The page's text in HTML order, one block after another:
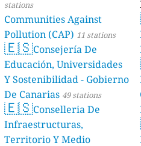
stations
Communities Against
Pollution (CAP) 11 stations
🇪🇸Consejería De
Educación, Universidades
Y Sostenibilidad - Gobierno
De Canarias 49 stations
🇪🇸Conselleria De
Infraestructuras,
Territorio Y Medio